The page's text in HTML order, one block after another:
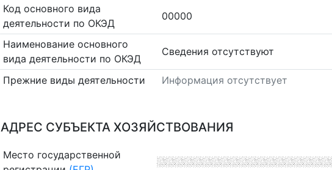
Код основного вида
деятельности по ОКЭД
00000
Наименование основного
вида деятельности по ОКЭД
Cведения отсутствуют
Прежние виды деятельности Информация отсутствует
АДРЕС СУБЪЕКТА ХОЗЯЙСТВОВАНИЯ
Место государственной